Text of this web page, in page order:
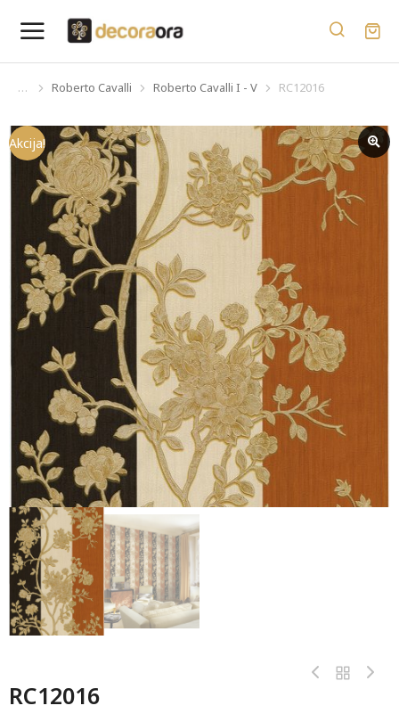
You are here:
Roberto Cavalli Roberto Cavalli I - V RC12016
Akcija!
RC12016